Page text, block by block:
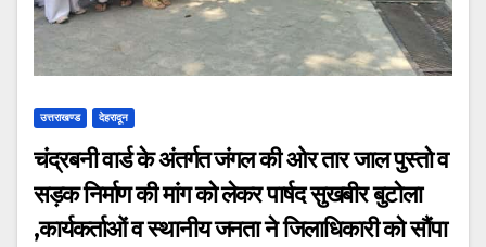
उत्तराखण्ड देहरादून
चंद्रबनी वार्ड के अंतर्गत जंगल की ओर तार जाल पुस्तो व
सड़क निर्माण की मांग को लेकर पार्षद सुखबीर बुटोला
,कार्यकर्ताओं व स्थानीय जनता ने जिलाधिकारी को सौंपा